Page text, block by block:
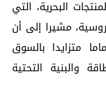
البحرية، التي
مشيرا إلى أن
متزايدا بالسوق
والبنية التحتية